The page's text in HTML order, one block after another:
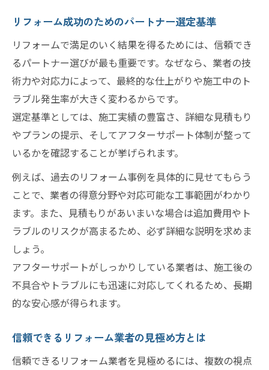
契約前に確認したいリフォームの基本
リフォームで騙されない見積もりの見方
口コミや評価でリフォーム業者をチェック
築年数が古い住宅に適したリフォームとは
築古住宅に最適なリフォーム内容の選定法
リフォームで実現する快適な住まいづくり
築40年住宅を長持ちさせるリフォーム術
古い家の構造に合わせたリフォーム提案
39リフォームで叶える安心の住まい改善
費用や時期選定も安心できるリフォームの進め
方
最適なリフォーム時期の選び方と注意点
繁忙期・閑散期のリフォーム進行比較
リフォームパートナーと時期調整のコツ
職人の年収から見極める理想的パートナーの条
件
リフォーム成功のためのパートナー選定基準
リフォームで満足のいく結果を得るためには、信頼でき
るパートナー選びが最も重要です。なぜなら、業者の技
術力や対応力によって、最終的な仕上がりや施工中のト
ラブル発生率が大きく変わるからです。
選定基準としては、施工実績の豊富さ、詳細な見積もり
やプランの提示、そしてアフターサポート体制が整って
いるかを確認することが挙げられます。
例えば、過去のリフォーム事例を具体的に見せてもらう
ことで、業者の得意分野や対応可能な工事範囲がわかり
ます。また、見積もりがあいまいな場合は追加費用やト
ラブルのリスクが高まるため、必ず詳細な説明を求めま
しょう。
アフターサポートがしっかりしている業者は、施工後の
不具合やトラブルにも迅速に対応してくれるため、長期
的な安心感が得られます。
信頼できるリフォーム業者の見極め方とは
信頼できるリフォーム業者を見極めるには、複数の視点